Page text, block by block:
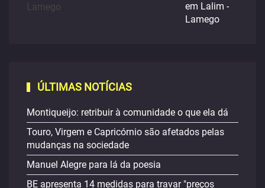
em Lalim -
Lamego
ÚLTIMAS NOTÍCIAS
Montiqueijo: retribuir à comunidade o que ela dá
Touro, Virgem e Capricórnio são afetados pelas
mudanças na sociedade
Manuel Alegre para lá da poesia
BE apresenta 14 medidas para travar "preços